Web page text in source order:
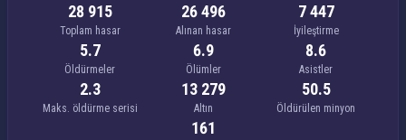
28 915
Toplam hasar
26 496
Alınan hasar
7 447
İyileştirme
5.7
Öldürmeler
6.9
Ölümler
8.6
Asistler
2.3
Maks. öldürme serisi
13 279
Altın
50.5
Öldürülen minyon
161